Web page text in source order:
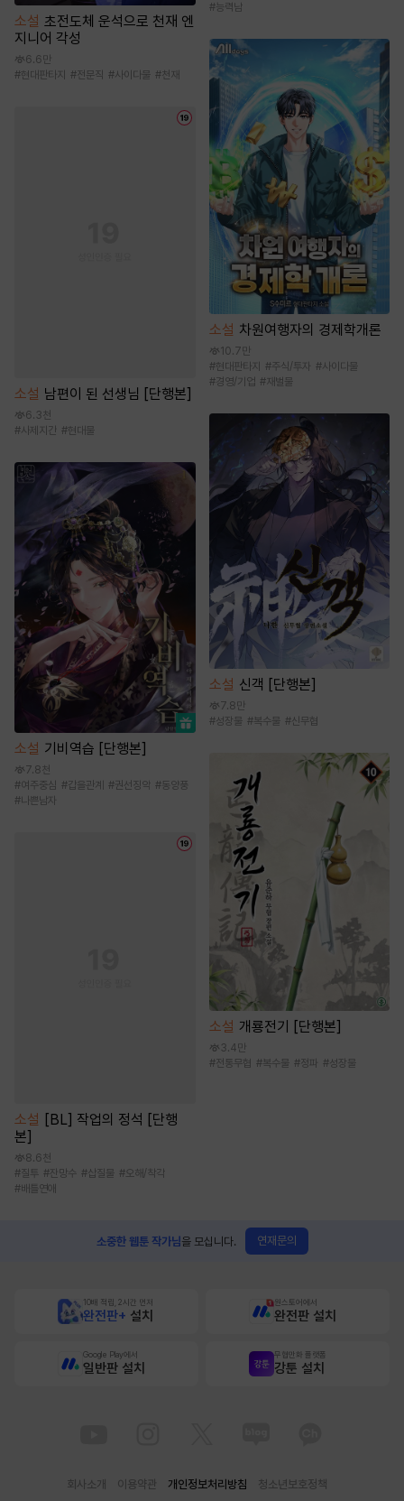
소설 초전도체 운석으로 천재 엔
지니어 각성
6.6만
#현대판타지 #전문직 #사이다물 #천재
소설 남편이 된 선생님 [단행본]
6.3천
#사제지간 #현대물
소설 기비역습 [단행본]
7.8천
#여주중심 #갑을관계 #권선징악 #동양풍
#나쁜남자
소설
[BL] 작업의 정석 [단행
본]
8.6천
#질투 #잔망수 #삽질물 #오해/착각
#배틀연애
#능력남
소설 차원여행자의 경제학개론
10.7만
#현대판타지 #주식/투자 #사이다물
#경영/기업 #재벌물
소설 신객 [단행본]
7.8만
#성장물 #복수물 #신무협
소설 개룡전기 [단행본]
3.4만
#전통무협 #복수물 #정파 #성장물
소중한 웹툰 작가님을 모십니다. 연재문의
10배 적립, 2시간 먼저
완전판+ 설치
원스토어에서
완전판 설치
Google Play에서
일반판 설치
무협만화 플랫폼
강툰 설치
회사소개 이용약관 개인정보처리방침 청소년보호정책